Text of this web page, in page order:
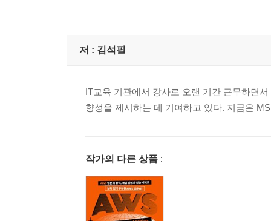
저 : 김석필
IT교육 기관에서 강사로 오랜 기간 근무하면
향성을 제시하는 데 기여하고 있다. 지금은
작가의 다른 상품